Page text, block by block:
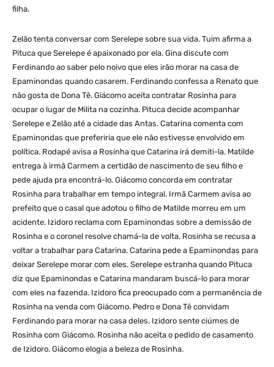
filha.
Zelão tenta conversar com Serelepe sobre sua vida. Tuim afirma a
Pituca que Serelepe é apaixonado por ela. Gina discute com
Ferdinando ao saber pelo noivo que eles irão morar na casa de
Epaminondas quando casarem. Ferdinando confessa a Renato que
não gosta de Dona Tê. Giácomo aceita contratar Rosinha para
ocupar o lugar de Milita na cozinha. Pituca decide acompanhar
Serelepe e Zelão até a cidade das Antas. Catarina comenta com
Epaminondas que preferiria que ele não estivesse envolvido em
política. Rodapé avisa a Rosinha que Catarina irá demiti-la. Matilde
entrega à irmã Carmem a certidão de nascimento de seu filho e
pede ajuda pra encontrá-lo. Giácomo concorda em contratar
Rosinha para trabalhar em tempo integral. Irmã Carmem avisa ao
prefeito que o casal que adotou o filho de Matilde morreu em um
acidente. Izidoro reclama com Epaminondas sobre a demissão de
Rosinha e o coronel resolve chamá-la de volta. Rosinha se recusa a
voltar a trabalhar para Catarina. Catarina pede a Epaminondas para
deixar Serelepe morar com eles. Serelepe estranha quando Pituca
diz que Epaminondas e Catarina mandaram buscá-lo para morar
com eles na fazenda. Izidoro fica preocupado com a permanência de
Rosinha na venda com Giácomo. Pedro e Dona Tê convidam
Ferdinando para morar na casa deles. Izidoro sente ciúmes de
Rosinha com Giácomo. Rosinha não aceita o pedido de casamento
de Izidoro. Giácomo elogia a beleza de Rosinha.